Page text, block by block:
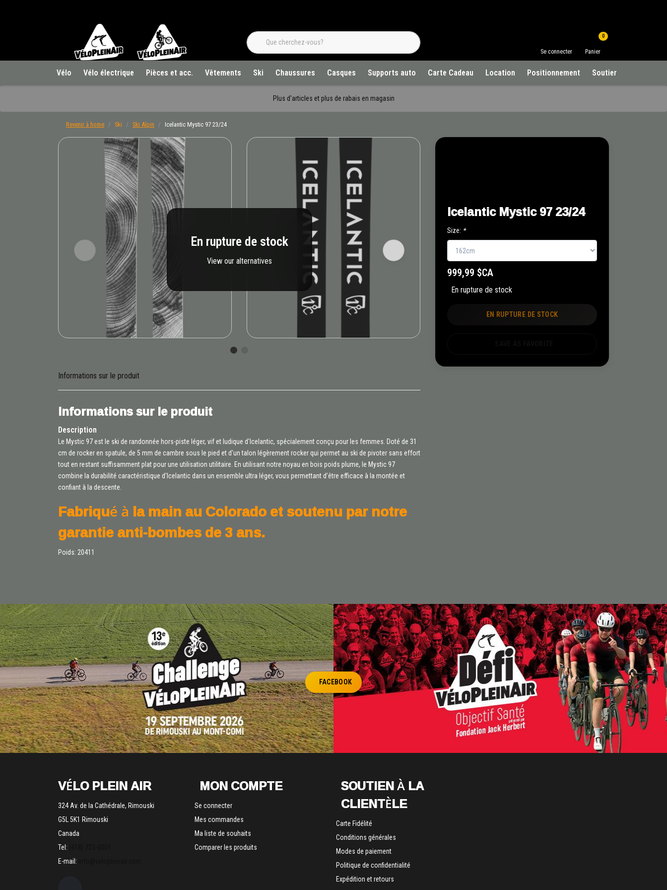
Se connecter
0
Panier
Vélo Vélo électrique Pièces et acc. Vêtements Ski Chaussures Casques Supports auto Carte Cadeau Location Positionnement Soutien à la clientèle
Plus d'articles et plus de rabais en magasin
Revenir à home Ski Ski Alpin Icelantic Mystic 97 23/24
Icelantic Mystic 97 23/24
Size: *
999,99 $CA
En rupture de stock
EN RUPTURE DE STOCK
En rupture de stock
View our alternatives
Informations sur le produit
Informations sur le produit
Description
Le Mystic 97 est le ski de randonnée hors-piste léger, vif et ludique d'Icelantic, spécialement conçu pour les femmes. Doté de 31
cm de rocker en spatule, de 5 mm de cambre sous le pied et d'un talon légèrement rocker qui permet au ski de pivoter sans effort
tout en restant suffisamment plat pour une utilisation utilitaire. En utilisant notre noyau en bois poids plume, le Mystic 97
combine la durabilité caractéristique d'Icelantic dans un ensemble ultra léger, vous permettant d'être efficace à la montée et
confiant à la descente.
Fabriqué à la main au Colorado et soutenu par notre
garantie anti-bombes de 3 ans.
Poids: 20411
FACEBOOK
VÉLO PLEIN AIR
324 Av. de la Cathédrale, Rimouski
G5L 5K1 Rimouski
Canada
Tel:
E-mail:
MON COMPTE
Se connecter
Mes commandes
Ma liste de souhaits
Comparer les produits
SOUTIEN À LA
CLIENTÈLE
Carte Fidélité
Conditions générales
Modes de paiement
Politique de confidentialité
Expédition et retours